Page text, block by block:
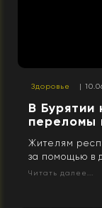
Здоровье |
В Бурятии
переломы
Жителям
за помощью в
Читать далее...